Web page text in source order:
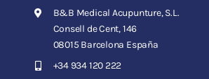
B&B Medical Acupunture, S.L.
Consell de Cent, 146
08015 Barcelona España
+34 934 120 222